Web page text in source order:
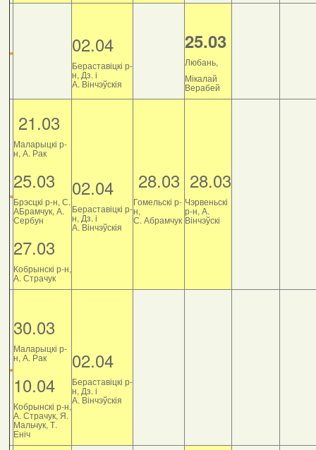
02.04
Бераставіцкі р-
н, Дз. і
А. Вінчэўскія
25.03
Любань,
Мікалай
Верабей
21.03
Маларыцкі р-
н, А. Рак
25.03
Брэсцкі р-н, С.
АБрамчук, А.
Сербун
27.03
Кобрынскі р-н,
А. Страчук
02.04
Бераставіцкі р-
н, Дз. і
А. Вінчэўскія
28.03
Гомельскі р-
н,
С. Абрамчук
28.03
Чэрвеньскі
р-н, А.
Вінчэўскі
30.03
Маларыцкі р-
н, А. Рак
10.04
Кобрынскі р-н,
А. Страчук, Я.
Мальчук, Т.
Еніч
02.04
Бераставіцкі р-
н, Дз. і
А. Вінчэўскія